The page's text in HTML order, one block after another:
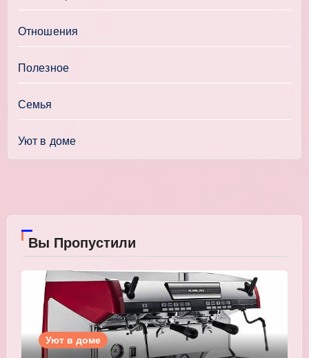
Отношения
Полезное
Семья
Уют в доме
Вы Пропустили
Уют в доме